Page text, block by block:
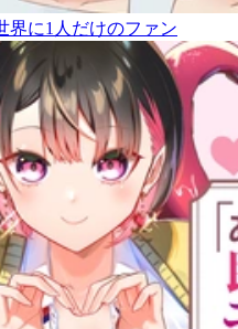
界に1人だけのファン